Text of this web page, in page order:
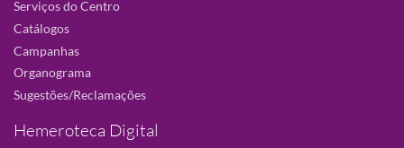
Serviços do Centro
Catálogos
Campanhas
Organograma
Sugestões/Reclamações
Hemeroteca Digital